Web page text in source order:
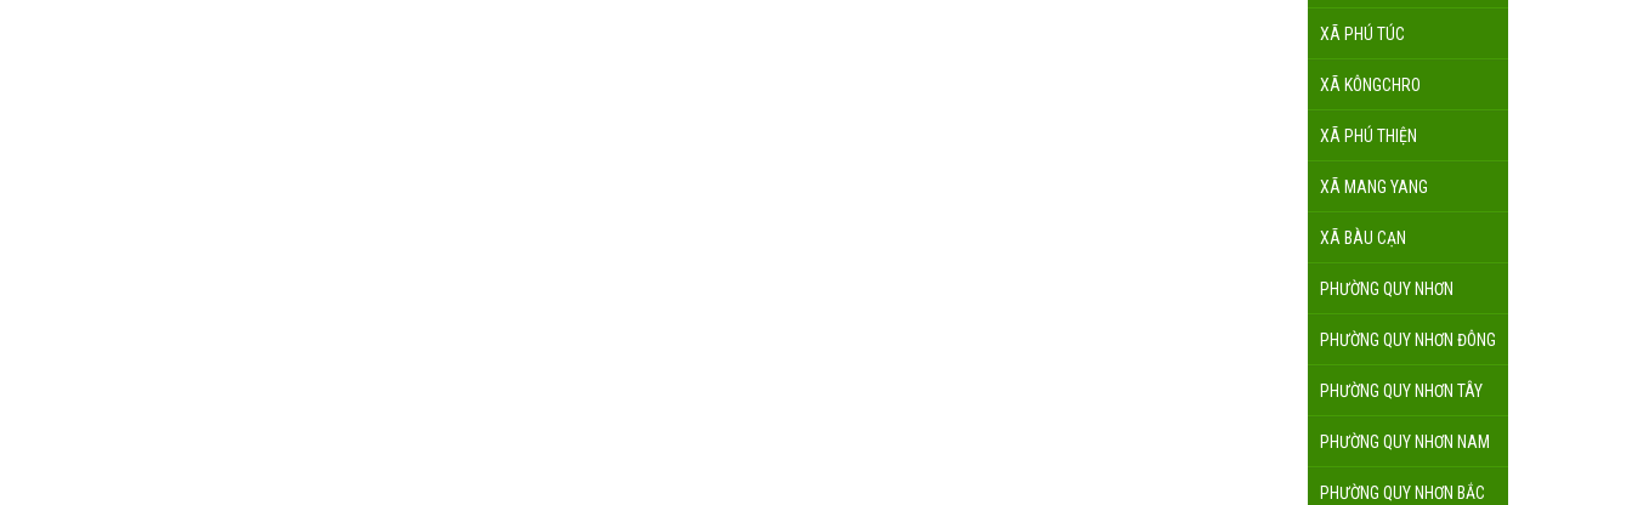
XÃ PHÚ TÚC
XÃ KÔNGCHRO
XÃ PHÚ THIỆN
XÃ MANG YANG
XÃ BÀU CẠN
PHƯỜNG QUY NHƠN
PHƯỜNG QUY NHƠN ĐÔNG
PHƯỜNG QUY NHƠN TÂY
PHƯỜNG QUY NHƠN NAM
PHƯỜNG QUY NHƠN BẮC